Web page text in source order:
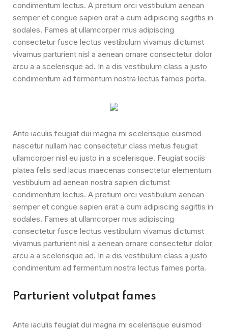
condimentum lectus. A pretium orci vestibulum aenean
semper et congue sapien erat a cum adipiscing sagittis in
sodales. Fames at ullamcorper mus adipiscing
consectetur fusce lectus vestibulum vivamus dictumst
vivamus parturient nisl a aenean ornare consectetur dolor
arcu a a scelerisque ad. In a dis vestibulum class a justo
condimentum ad fermentum nostra lectus fames porta.
Ante iaculis feugiat dui magna mi scelerisque euismod
nascetur nullam hac consectetur class metus feugiat
ullamcorper nisl eu justo in a scelerisque. Feugiat sociis
platea felis sed lacus maecenas consectetur elementum
vestibulum ad aenean nostra sapien dictumst
condimentum lectus. A pretium orci vestibulum aenean
semper et congue sapien erat a cum adipiscing sagittis in
sodales. Fames at ullamcorper mus adipiscing
consectetur fusce lectus vestibulum vivamus dictumst
vivamus parturient nisl a aenean ornare consectetur dolor
arcu a a scelerisque ad. In a dis vestibulum class a justo
condimentum ad fermentum nostra lectus fames porta.
Parturient volutpat fames
Ante iaculis feugiat dui magna mi scelerisque euismod